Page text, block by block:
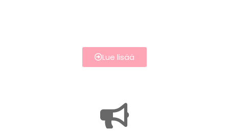
Lue lisää